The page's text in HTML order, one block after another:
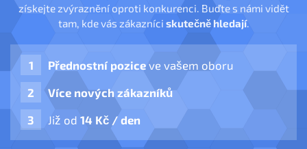
získejte zvýraznění oproti konkurenci. Buďte s námi vidět
tam, kde vás zákazníci skutečně hledají.
Přednostní pozice ve vašem oboru
Více nových zákazníků
Již od 14 Kč / den